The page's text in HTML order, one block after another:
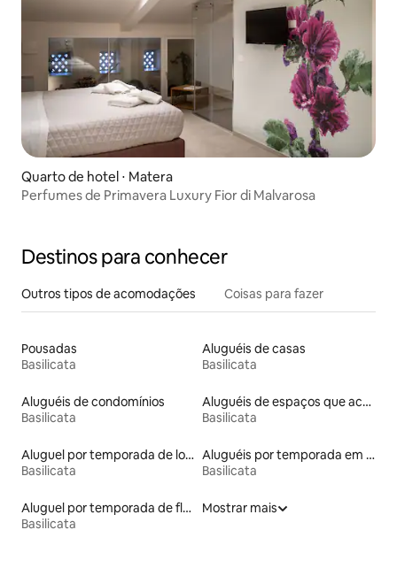
Quarto de hotel ⋅ Matera
Perfumes de Primavera Luxury Fior di Malvarosa
Destinos para conhecer
Outros tipos de acomodações Coisas para fazer
Pousadas
Basilicata
Aluguéis de casas
Basilicata
Aluguéis de condomínios
Basilicata
Aluguéis de espaços que aceitam animais de estimação
Basilicata
Aluguel por temporada de lofts
Basilicata
Aluguéis por temporada em hotéis-fazenda
Basilicata
Aluguel por temporada de flats
Basilicata
Mostrar mais